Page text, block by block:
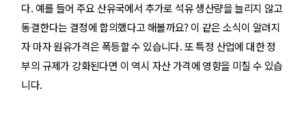
다. 예를 들어 주요 산유국에서 추가로 석유 생산량을 늘리지 않고
동결한다는 결정에 합의했다고 해볼까요? 이 같은 소식이 알려지
자 마자 원유가격은 폭등할 수 있습니다. 또 특정 산업에 대한 정
부의 규제가 강화된다면 이 역시 자산 가격에 영향을 미칠 수 있습
니다.